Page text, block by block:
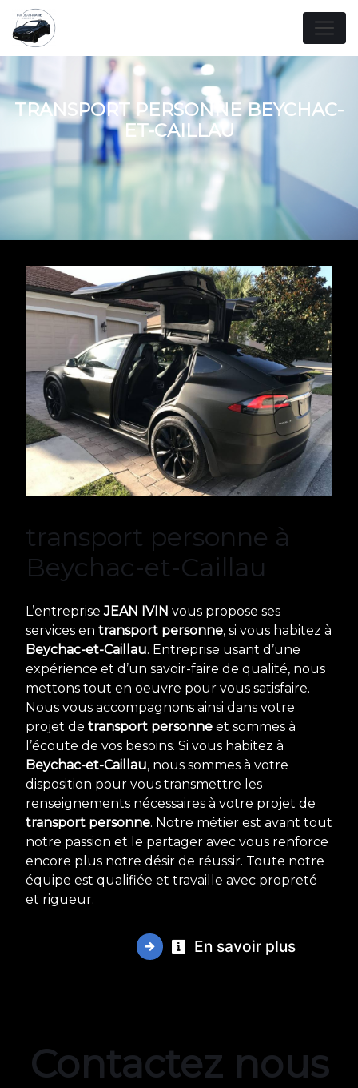
TRANSPORT PERSONNE BEYCHAC-
ET-CAILLAU
transport personne à
Beychac-et-Caillau
L’entrepriseJEAN IVIN vous propose ses
services en transport personne, si vous habitez à
Beychac-et-Caillau. Entreprise usant d’une
expérience et d’un savoir-faire de qualité, nous
mettons tout en oeuvre pour vous satisfaire.
Nous vous accompagnons ainsi dans votre
projet de transport personne et sommes à
l’écoute de vos besoins. Si vous habitez à
Beychac-et-Caillau, nous sommes à votre
disposition pour vous transmettre les
renseignements nécessaires à votre projet de
transport personne. Notre métier est avant tout
notre passion et le partager avec vous renforce
encore plus notre désir de réussir. Toute notre
équipe est qualifiée et travaille avec propreté
et rigueur.
En savoir plus
Contactez nous
Panneau de gestion des cookies